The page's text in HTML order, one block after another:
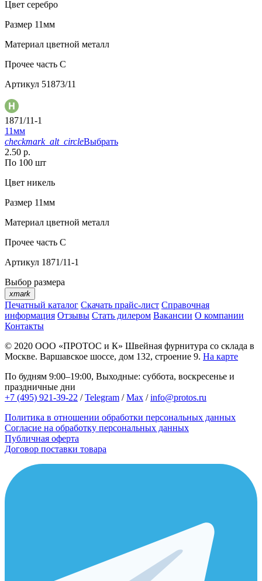
Цвет серебро
Размер 11мм
Материал цветной металл
Прочее часть C
Артикул 51873/11
1871/11-1
11мм
checkmark_alt_circleВыбрать
2.50 р.
По 100 шт
Цвет никель
Размер 11мм
Материал цветной металл
Прочее часть С
Артикул 1871/11-1
Выбор размера
xmark
Печатный каталог Скачать прайс-лист Справочная
информация Отзывы Стать дилером Вакансии О компании
Контакты
© 2020 ООО «ПРОТОС и К» Швейная фурнитура со склада в
Москве. Варшавское шоссе, дом 132, строение 9. На карте
По будням 9:00–19:00, Выходные: суббота, воскресенье и
праздничные дни
+7 (495) 921-39-22 /Telegram /Max /info@protos.ru
Политика в отношении обработки персональных данных
Согласие на обработку персональных данных
Публичная оферта
Договор поставки товара